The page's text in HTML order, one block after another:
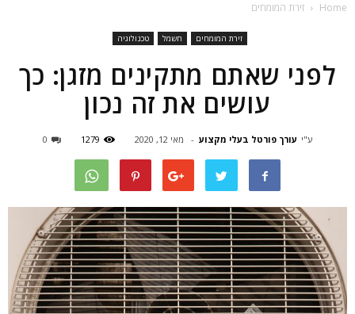
Home זירת המומחים
זירת המומחים חשמל טכנולוגיה
לפני שאתם מתקינים מזגן: כך
עושים את זה נכון
ע"י עורך פורטל בעלי מקצוע - מאי 12, 2020 1279
0